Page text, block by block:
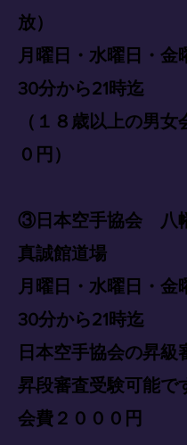
放）
月曜日・水曜日・
30分から21時迄
（１８歳以上の男女
０円）
③日本空手協会 八
真誠館道場
月曜日・水曜日・
30分から21時迄
日本空手協会の昇級
昇段審査受験可能で
会費２０００円